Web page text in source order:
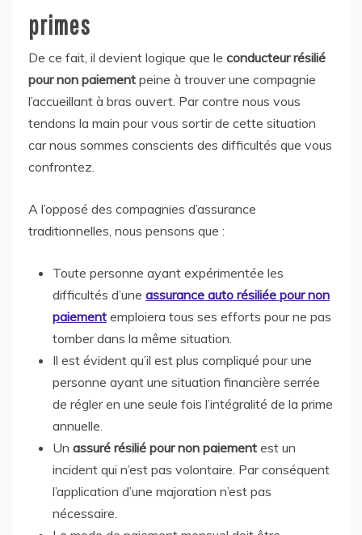
primes
De ce fait, il devient logique que le conducteur résilié
pour non paiement peine à trouver une compagnie
l’accueillant à bras ouvert. Par contre nous vous
tendons la main pour vous sortir de cette situation
car nous sommes conscients des difficultés que vous
confrontez.
A l’opposé des compagnies d’assurance
traditionnelles, nous pensons que :
Toute personne ayant expérimentée les
difficultés d’une assurance auto résiliée pour non
paiement emploiera tous ses efforts pour ne pas
tomber dans la même situation.
Il est évident qu’il est plus compliqué pour une
personne ayant une situation financière serrée
de régler en une seule fois l’intégralité de la prime
annuelle.
Un assuré résilié pour non paiement est un
incident qui n’est pas volontaire. Par conséquent
l’application d’une majoration n’est pas
nécessaire.